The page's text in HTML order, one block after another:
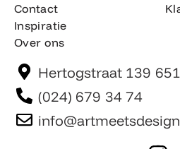
Contact
Inspiratie
Over ons
Hertogstraat 139
(024) 679 34 74